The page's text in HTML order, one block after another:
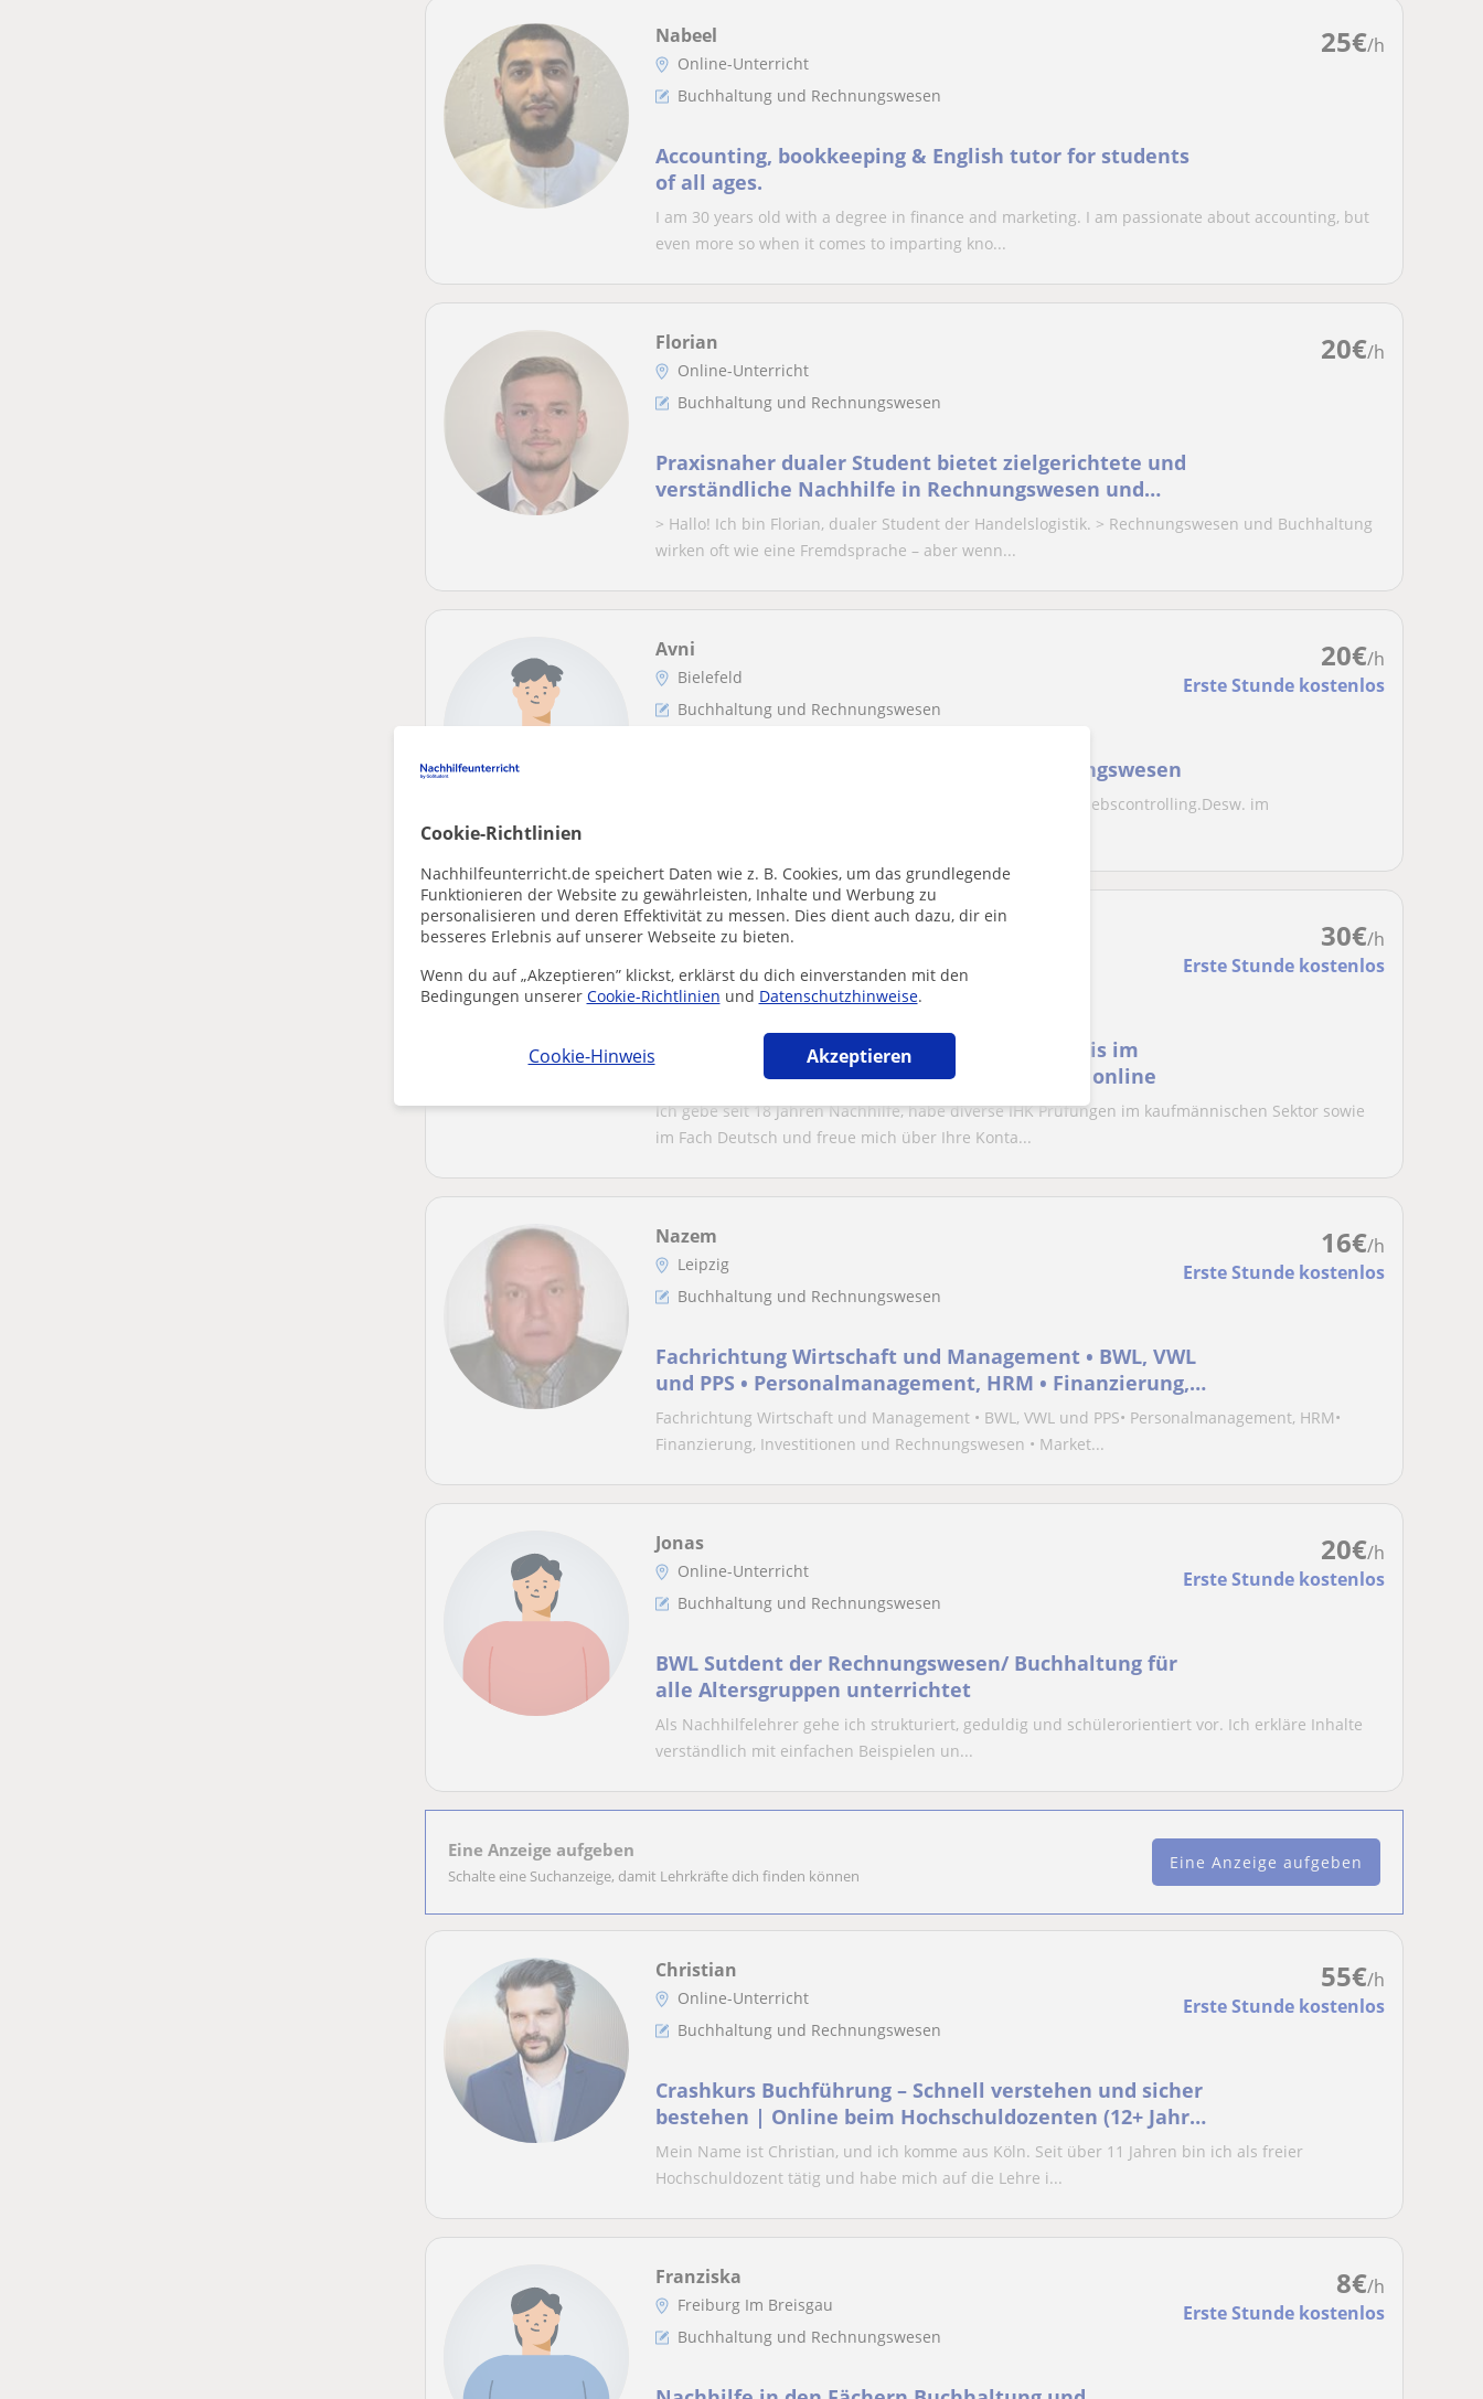
Cookie-Richtlinien
Nachhilfeunterricht.de speichert Daten wie z. B. Cookies, um das grundlegende
Funktionieren der Website zu gewährleisten, Inhalte und Werbung zu
personalisieren und deren Effektivität zu messen. Dies dient auch dazu, dir ein
besseres Erlebnis auf unserer Webseite zu bieten.
Wenn du auf „Akzeptieren” klickst, erklärst du dich einverstanden mit den
Bedingungen unserer Cookie-Richtlinien und Datenschutzhinweise.
Cookie-Hinweis Akzeptieren
25€/h
Nabeel
Online-Unterricht
Buchhaltung und Rechnungswesen
Accounting, bookkeeping & English tutor for students
of all ages.
I am 30 years old with a degree in finance and marketing. I am passionate about accounting, but
even more so when it comes to imparting kno...
20€/h
Florian
Online-Unterricht
Buchhaltung und Rechnungswesen
Praxisnaher dualer Student bietet zielgerichtete und
verständliche Nachhilfe in Rechnungswesen und
Buchhaltung.
> Hallo! Ich bin Florian, dualer Student der Handelslogistik. > Rechnungswesen und Buchhaltung
wirken oft wie eine Fremdsprache – aber wenn...
20€/h
Erste Stunde kostenlos
Avni
Bielefeld
Buchhaltung und Rechnungswesen
Nachhilfe in Grundlagen BWL insb. Rechnungswesen
BWL-Absolvent und langjähriger Berufserfahrung im Vertriebscontrolling.Desw. im
30€/h
Erste Stunde kostenlos
Elisabeth
Buchhaltung und Rechnungswesen
BWR/KSK für Realschule, FOS/BOS und Azubis im
Umkreis Rosenheim zuhause oder generell online
Ich gebe seit 18 Jahren Nachhilfe, habe diverse IHK Prüfungen im kaufmännischen Sektor sowie
im Fach Deutsch und freue mich über Ihre Konta...
16€/h
Erste Stunde kostenlos
Nazem
Leipzig
Buchhaltung und Rechnungswesen
Fachrichtung Wirtschaft und Management • BWL, VWL
und PPS • Personalmanagement, HRM • Finanzierung,
Investitionen und Rechnungswe
Fachrichtung Wirtschaft und Management • BWL, VWL und PPS• Personalmanagement, HRM•
Finanzierung, Investitionen und Rechnungswesen • Market...
20€/h
Erste Stunde kostenlos
Jonas
Online-Unterricht
Buchhaltung und Rechnungswesen
BWL Sutdent der Rechnungswesen/ Buchhaltung für
alle Altersgruppen unterrichtet
Als Nachhilfelehrer gehe ich strukturiert, geduldig und schülerorientiert vor. Ich erkläre Inhalte
verständlich mit einfachen Beispielen un...
Eine Anzeige aufgeben
Schalte eine Suchanzeige, damit Lehrkräfte dich finden können
Eine Anzeige aufgeben
55€/h
Erste Stunde kostenlos
Christian
Online-Unterricht
Buchhaltung und Rechnungswesen
Crashkurs Buchführung – Schnell verstehen und sicher
bestehen | Online beim Hochschuldozenten (12+ Jahre
Erfahrung)
Mein Name ist Christian, und ich komme aus Köln. Seit über 11 Jahren bin ich als freier
Hochschuldozent tätig und habe mich auf die Lehre i...
8€/h
Erste Stunde kostenlos
Franziska
Freiburg Im Breisgau
Buchhaltung und Rechnungswesen